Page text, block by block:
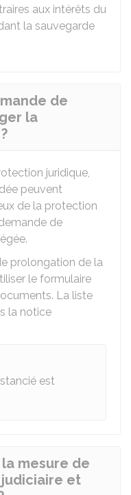
aux intérêts du
la sauvegarde
de
la
juridique,
peuvent
de la protection
de
prolongation de la
le formulaire
La liste
la notice
est
mesure de
et